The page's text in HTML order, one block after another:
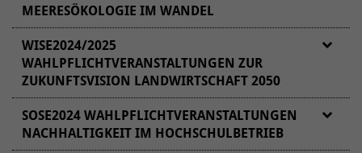
MEERESÖKOLOGIE IM WANDEL
WISE2024/2025
WAHLPFLICHTVERANSTALTUNGEN ZUR
ZUKUNFTSVISION LANDWIRTSCHAFT 2050
Welche Rolle hat die Nutztierhaltung in
Deutschland in einer Klimaneturalen und
SOSE2024 WAHLPFLICHTVERANSTALTUNGEN
NACHHALTIGKEIT IM HOCHSCHULBETRIEB